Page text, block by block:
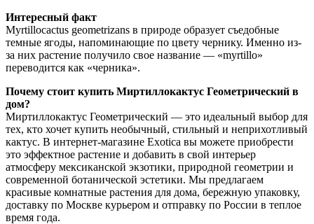
Интересный факт
Myrtillocactus geometrizans в природе образует съедобные
темные ягоды, напоминающие по цвету чернику. Именно из-
за них растение получило свое название — «myrtillo»
переводится как «черника».
Почему стоит купить Миртиллокактус Геометрический в
дом?
Миртиллокактус Геометрический — это идеальный выбор для
тех, кто хочет купить необычный, стильный и неприхотливый
кактус. В интернет-магазине Exotica вы можете приобрести
это эффектное растение и добавить в свой интерьер
атмосферу мексиканской экзотики, природной геометрии и
современной ботанической эстетики. Мы предлагаем
красивые комнатные растения для дома, бережную упаковку,
доставку по Москве курьером и отправку по России в теплое
время года.